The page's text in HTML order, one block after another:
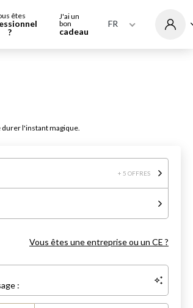
êtes
?
J'ai un
bon
cadeau
FR
durer l'instant magique.
+ 5 OFFRES
Vous êtes une entreprise ou un CE ?
: